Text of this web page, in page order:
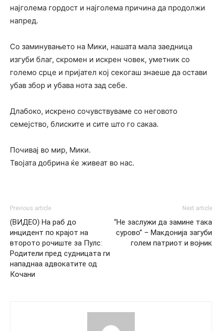
најголема гордост и најголема причина да продолжи
напред.
Со заминувањето на Мики, нашата мала заедница
изгуби благ, скромен и искрен човек, уметник со
големо срце и пријател кој секогаш знаеше да остави
убав збор и убава нота зад себе.
Длабоко, искрено сочувствуваме со неговото
семејство, блиските и сите што го сакаа.
Почивај во мир, Мики.
Твојата добрина ќе живеат во нас.
Previous article
(ВИДЕО) На раб до
инцидент по крајот на
второто рочиште за Пулс:
Родители пред судницата ги
нападнаа адвокатите од
Кочани
Next article
“Не заслужи да замине така
сурово” – Макдонија загуби
голем патриот и војник